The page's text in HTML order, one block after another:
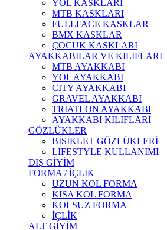
YOL KASKLARI
MTB KASKLARI
FULLFACE KASKLAR
BMX KASKLAR
ÇOCUK KASKLARI
AYAKKABILAR VE KILIFLARI
MTB AYAKKABI
YOL AYAKKABI
CITY AYAKKABI
GRAVEL AYAKKABI
TRIATLON AYAKKABI
AYAKKABI KILIFLARI
GÖZLÜKLER
BİSİKLET GÖZLÜKLERİ
LIFESTYLE KULLANIMI
DIŞ GİYİM
FORMA / İÇLİK
UZUN KOL FORMA
KISA KOL FORMA
KOLSUZ FORMA
İÇLİK
ALT GİYİM